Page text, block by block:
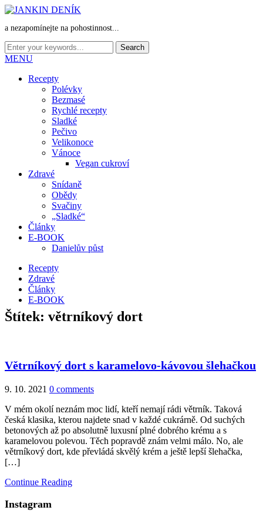
a nezapomínejte na pohostinnost...
MENU
Recepty
Polévky
Bezmasé
Rychlé recepty
Sladké
Pečivo
Velikonoce
Vánoce
Vegan cukroví
Zdravé
Snídaně
Obědy
Svačiny
„Sladké“
Články
E-BOOK
Danielův půst
Recepty
Zdravé
Články
E-BOOK
Štítek: větrníkový dort
Větrníkový dort s karamelovo-kávovou šlehačkou
9. 10. 2021 0 comments
V mém okolí neznám moc lidí, kteří nemají rádi větrník. Taková
česká klasika, kterou najdete snad v každé cukrárně. Od suchých
betonových až po absolutně luxusní plné dobrého krému a s
karamelovou polevou. Těch popravdě znám velmi málo. No, ale
větrníkový dort, kde převládá skvělý krém a ještě lepší šlehačka,
[…]
Continue Reading
Instagram